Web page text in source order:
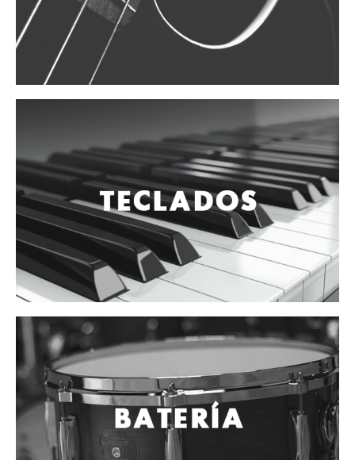
Vientos
Accesorios
Micrófonos
Mano alámbrico
Inalámbrico diadema y solapa
Inalámbrico para instrumento
Estudio
Corro y escenario
Instalaciones
Cámara, computadora y celular
Pedestales y soportes
Accesorios
Cables
Audio Profesional
Columnas pasivas
Columnas activas